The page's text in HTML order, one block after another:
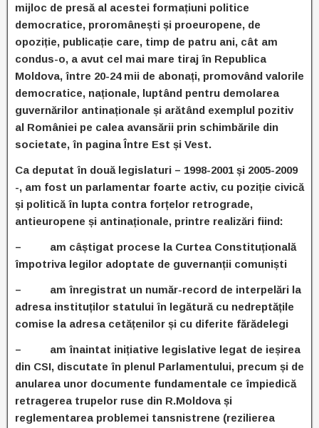
mijloc de presă al acestei formațiuni politice
democratice, proromânești și proeuropene, de
opoziție, publicație care, timp de patru ani, cât am
condus-o, a avut cel mai mare tiraj în Republica
Moldova, între 20-24 mii de abonați, promovând valorile
democratice, naționale, luptând pentru demolarea
guvernărilor antinaționale și arătând exemplul pozitiv
al României pe calea avansării prin schimbările din
societate, în pagina Între Est și Vest.
Ca deputat în două legislaturi – 1998-2001 și 2005-2009
-, am fost un parlamentar foarte activ, cu poziție civică
și politică în lupta contra forțelor retrograde,
antieuropene și antinaționale, printre realizări fiind:
– am câștigat procese la Curtea Constituțională
împotriva legilor adoptate de guvernanții comuniști
– am înregistrat un număr-record de interpelări la
adresa instituților statului în legătură cu nedreptățile
comise la adresa cetățenilor și cu diferite fărădelegi
– am înaintat inițiative legislative legat de ieșirea
din CSI, discutate în plenul Parlamentului, precum și de
anularea unor documente fundamentale ce împiedică
retragerea trupelor ruse din R.Moldova și
reglementarea problemei tansnistrene (rezilierea